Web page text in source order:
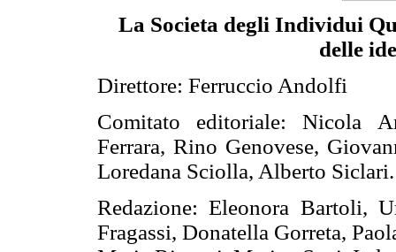
La Societa degli Individui
delle
Direttore: Ferruccio Andolfi
Comitato editoriale: Nicola
Ferrara, Rino Genovese,
Loredana Sciolla, Alberto Siclari.
Redazione: Eleonora Bartoli,
Fragassi, Donatella Gorreta,